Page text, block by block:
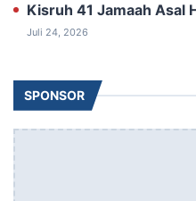
Kisruh 41 Jamaah Asal
Juli 24, 2026
SPONSOR